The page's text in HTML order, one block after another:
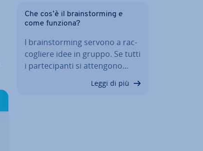
Che cos’è il brain­stor­ming e
come funziona?
I brain­stor­ming servono a rac­
co­glie­re idee in gruppo. Se tutti
i par­te­ci­pan­ti si attengono…
Leggi di più